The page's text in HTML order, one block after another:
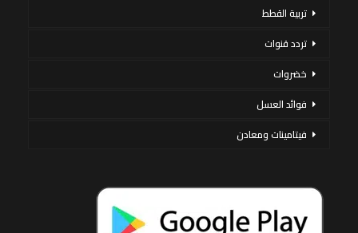
تربية القطط
تردد قنوات
خضروات
فوائد العسل
فيتامينات ومعادن